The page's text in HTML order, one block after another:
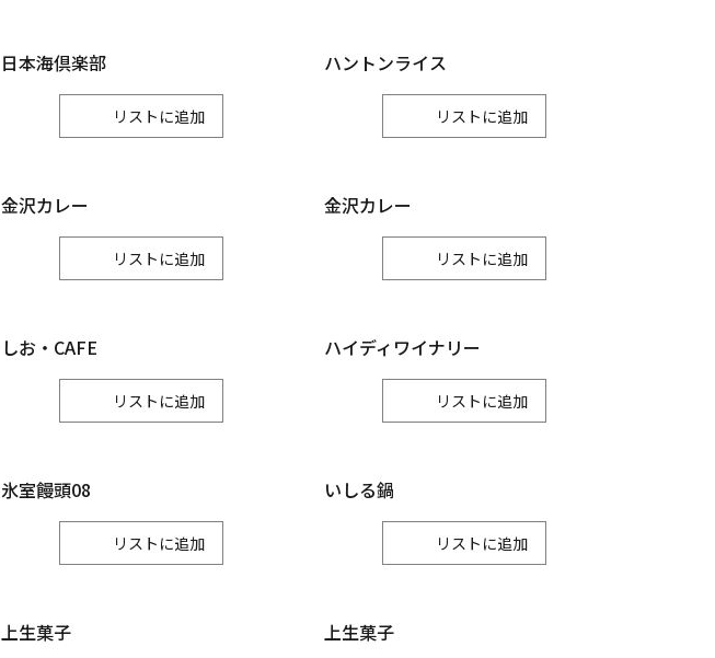
日本海倶楽部
リスト
ハントンライス
リスト
金沢カレー
リスト
金沢カレー
リスト
しお・CAFE
リスト
ハイディワイナリー
リスト
氷室饅頭08
リスト
いしる鍋
リスト
上生菓子 上生菓子